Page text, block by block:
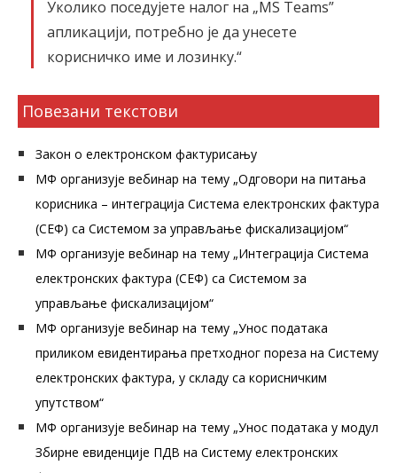
Уколико поседујете налог на „MS Teams”
апликацији, потребно је да унесете
корисничко име и лозинку.“
Повезани текстови
Закон о електронском фактурисању
МФ организује вебинар на тему „Одговори на питања
корисника – интеграција Система електронских фактура
(СЕФ) са Системом за управљање фискализацијом“
МФ организује вебинар на тему „Интеграција Система
електронских фактура (СЕФ) са Системом за
управљање фискализацијом“
МФ организује вебинар на тему „Унос података
приликом евидентирања претходног пореза на Систему
електронских фактура, у складу са корисничким
упутством“
МФ организује вебинар на тему „Унос података у модул
Збирне евиденције ПДВ на Систему електронских